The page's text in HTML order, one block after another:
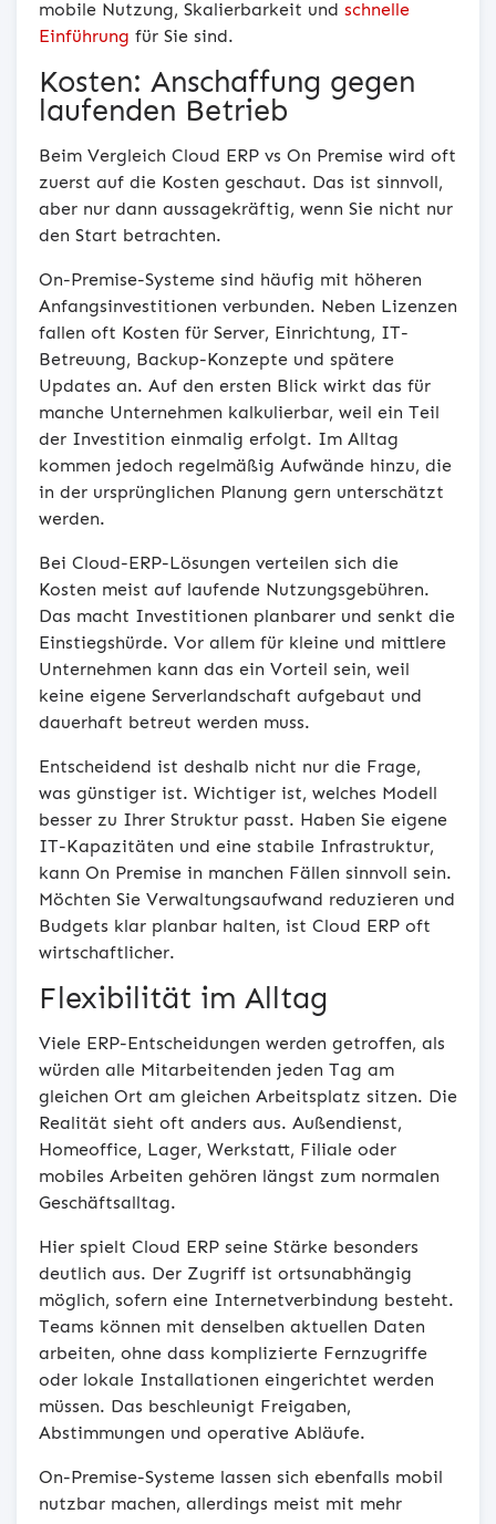
mobile Nutzung, Skalierbarkeit und schnelle
Einführung für Sie sind.
Kosten: Anschaffung gegen
laufenden Betrieb
Beim Vergleich Cloud ERP vs On Premise wird oft
zuerst auf die Kosten geschaut. Das ist sinnvoll,
aber nur dann aussagekräftig, wenn Sie nicht nur
den Start betrachten.
On-Premise-Systeme sind häufig mit höheren
Anfangsinvestitionen verbunden. Neben Lizenzen
fallen oft Kosten für Server, Einrichtung, IT-
Betreuung, Backup-Konzepte und spätere
Updates an. Auf den ersten Blick wirkt das für
manche Unternehmen kalkulierbar, weil ein Teil
der Investition einmalig erfolgt. Im Alltag
kommen jedoch regelmäßig Aufwände hinzu, die
in der ursprünglichen Planung gern unterschätzt
werden.
Bei Cloud-ERP-Lösungen verteilen sich die
Kosten meist auf laufende Nutzungsgebühren.
Das macht Investitionen planbarer und senkt die
Einstiegshürde. Vor allem für kleine und mittlere
Unternehmen kann das ein Vorteil sein, weil
keine eigene Serverlandschaft aufgebaut und
dauerhaft betreut werden muss.
Entscheidend ist deshalb nicht nur die Frage,
was günstiger ist. Wichtiger ist, welches Modell
besser zu Ihrer Struktur passt. Haben Sie eigene
IT-Kapazitäten und eine stabile Infrastruktur,
kann On Premise in manchen Fällen sinnvoll sein.
Möchten Sie Verwaltungsaufwand reduzieren und
Budgets klar planbar halten, ist Cloud ERP oft
wirtschaftlicher.
Flexibilität im Alltag
Viele ERP-Entscheidungen werden getroffen, als
würden alle Mitarbeitenden jeden Tag am
gleichen Ort am gleichen Arbeitsplatz sitzen. Die
Realität sieht oft anders aus. Außendienst,
Homeoffice, Lager, Werkstatt, Filiale oder
mobiles Arbeiten gehören längst zum normalen
Geschäftsalltag.
Hier spielt Cloud ERP seine Stärke besonders
deutlich aus. Der Zugriff ist ortsunabhängig
möglich, sofern eine Internetverbindung besteht.
Teams können mit denselben aktuellen Daten
arbeiten, ohne dass komplizierte Fernzugriffe
oder lokale Installationen eingerichtet werden
müssen. Das beschleunigt Freigaben,
Abstimmungen und operative Abläufe.
On-Premise-Systeme lassen sich ebenfalls mobil
nutzbar machen, allerdings meist mit mehr